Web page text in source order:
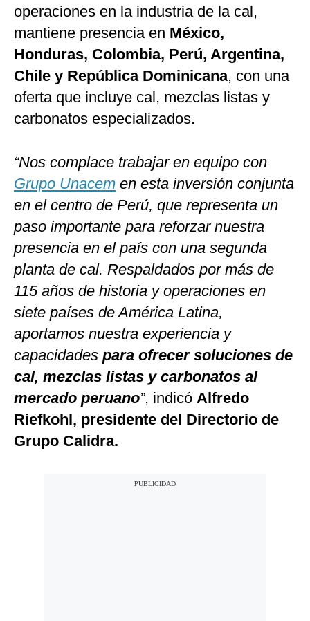
operaciones en la industria de la cal,
mantiene presencia en México,
Honduras, Colombia, Perú, Argentina,
Chile y República Dominicana, con una
oferta que incluye cal, mezclas listas y
carbonatos especializados.
“Nos complace trabajar en equipo con
Grupo Unacem en esta inversión conjunta
en el centro de Perú, que representa un
paso importante para reforzar nuestra
presencia en el país con una segunda
planta de cal. Respaldados por más de
115 años de historia y operaciones en
siete países de América Latina,
aportamos nuestra experiencia y
capacidades para ofrecer soluciones de
cal, mezclas listas y carbonatos al
mercado peruano”, indicó Alfredo
Riefkohl, presidente del Directorio de
Grupo Calidra.